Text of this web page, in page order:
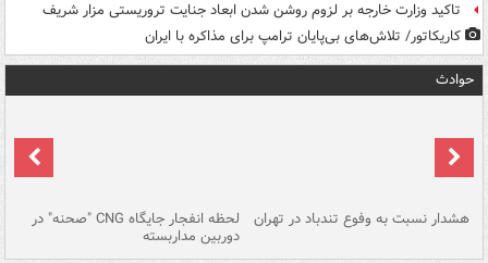
تاکید وزارت خارجه بر لزوم روشن شدن ابعاد جنایت تروریستی مزار شریف
کاریکاتور/ تلاش‌های بی‌پایان ترامپ برای مذاکره با ایران
حوادث
هشدار نسبت به وفوع تندباد در تهران لحظه انفجار جایگاه CNG "صحنه" در
دوربین مداربسته